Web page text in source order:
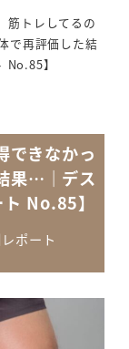
筋トレしてるの
で再評価した結
】
できなかっ
果…｜デス
No.85】
ーポート